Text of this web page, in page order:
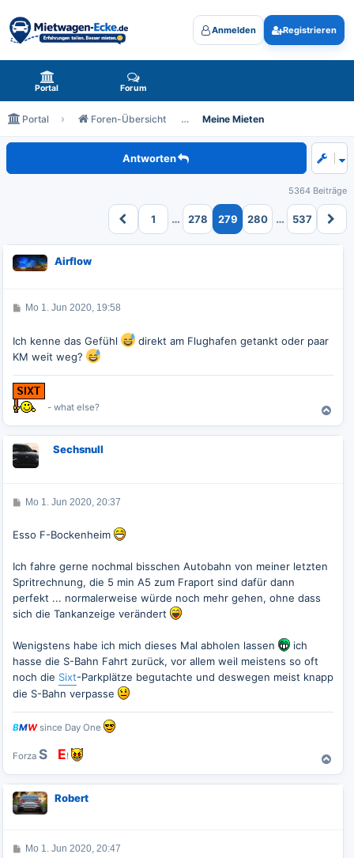
Mietwagen-Ecke.de - das Forum rund um Mietwagen Anmelden Registrieren
Portal Forum
Portal Foren-Übersicht Meine Mieten
Meine aktuelle Miete
Antworten
5364 Beiträge
1 … 278 279 280 … 537
Airflow
B
t
r
a
Mo 1. Jun 2020, 19:58
Ich kenne das Gefühl
direkt am Flughafen getankt oder paar
KM weit weg?
- what else?
N
a
Sechsnull
B
t
r
g
Mo 1. Jun 2020, 20:37
Esso F-Bockenheim
Ich fahre gerne nochmal bisschen Autobahn von meiner letzten
Spritrechnung, die 5 min A5 zum Fraport sind dafür dann
perfekt ... normalerweise würde noch mehr gehen, ohne dass
sich die Tankanzeige verändert
Wenigstens habe ich mich dieses Mal abholen lassen
ich
hasse die S-Bahn Fahrt zurück, vor allem weil meistens so oft
noch die Sixt-Parkplätze begutachte und deswegen meist knapp
die S-Bahn verpasse
BMWsince Day One
Forza S E!
N
a
Robert
BMo 1. Jun 2020, 20:47